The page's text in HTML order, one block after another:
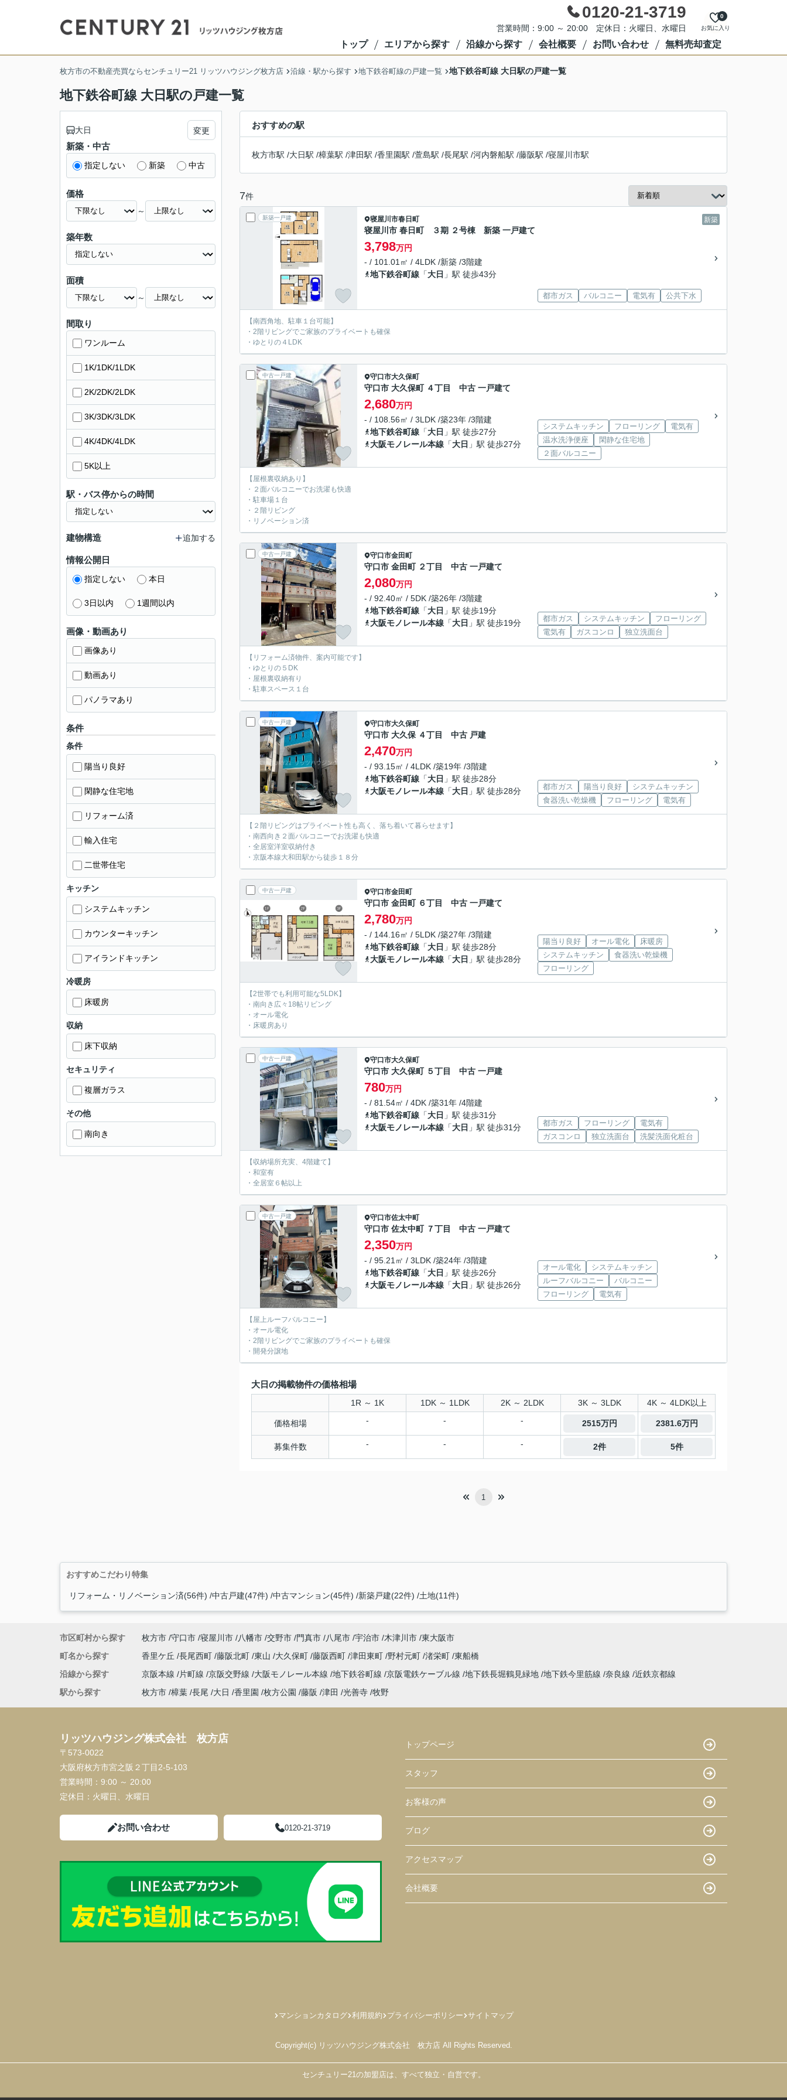
0120-21-3719
営業時間：9:00 ～ 20:00 定休日：火曜日、水曜日 お気に入り
0
トップ エリアから探す 沿線から探す 会社概要 お問い合わせ 無料売却査定
枚方市の不動産売買ならセンチュリー21 リッツハウジング枚方店 沿線・駅から探す 地下鉄谷町線の戸建一覧 地下鉄谷町線 大日駅の戸建一覧
地下鉄谷町線 大日駅の戸建一覧
おすすめの駅
枚方市駅 /大日駅 /樟葉駅 /津田駅 /香里園駅 /萱島駅 /長尾駅 /河内磐船駅 /藤阪駅 /寝屋川市駅
7件
新築一戸建 新築
寝屋川市春日町
寝屋川市 春日町 ３期 ２号棟 新築 一戸建て
3,798万円
- / 101.01㎡ / 4LDK /新築 /3階建
地下鉄谷町線 「大日 」駅 徒歩43分
都市ガス バルコニー 電気有 公共下水
【南西角地、駐車１台可能】
・2階リビングでご家族のプライベートも確保
・ゆとりの４LDK
中古一戸建 守口市大久保町
守口市 大久保町 ４丁目 中古 一戸建て
2,680万円
- / 108.56㎡ / 3LDK /築23年 /3階建
地下鉄谷町線 「大日 」駅 徒歩27分
大阪モノレール本線 「大日 」駅 徒歩27分
システムキッチン フローリング
電気有
温水洗浄便座
閑静な住宅地
２面バルコニー
【屋根裏収納あり】
・２面バルコニーでお洗濯も快適
・駐車場１台
・２階リビング
・リノベーション済
中古一戸建 守口市金田町
守口市 金田町 ２丁目 中古 一戸建て
2,080万円
- / 92.40㎡ / 5DK /築26年 /3階建
地下鉄谷町線 「大日 」駅 徒歩19分
大阪モノレール本線 「大日 」駅 徒歩19分 都市ガス システムキッチン
フローリング
電気有
ガスコンロ 独立洗面台
【リフォーム済物件、案内可能です】
・ゆとりの５DK
・屋根裏収納有り
・駐車スペース１台
中古一戸建 守口市大久保町
守口市 大久保 ４丁目 中古 戸建
2,470万円
- / 93.15㎡ / 4LDK /築19年 /3階建
地下鉄谷町線 「大日 」駅 徒歩28分
大阪モノレール本線 「大日 」駅 徒歩28分 都市ガス 陽当り良好
システムキッチン
食器洗い乾燥機
フローリング 電気有
【２階リビングはプライベート性も高く、落ち着いて暮らせます】
・南西向き２面バルコニーでお洗濯も快適
・全居室洋室収納付き
・京阪本線大和田駅から徒歩１８分
中古一戸建 守口市金田町
守口市 金田町 ６丁目 中古 一戸建て
2,780万円
- / 144.16㎡ / 5LDK /築27年 /3階建
地下鉄谷町線 「大日 」駅 徒歩28分
大阪モノレール本線 「大日 」駅 徒歩28分
陽当り良好 オール電化
床暖房
システムキッチン
食器洗い乾燥機
フローリング
【2世帯でも利用可能な5LDK】
・南向き広々18帖リビング
・オール電化
・床暖房あり
中古一戸建 守口市大久保町
守口市 大久保町 ５丁目 中古 一戸建
780万円
- / 81.54㎡ / 4DK /築31年 /4階建
地下鉄谷町線 「大日 」駅 徒歩31分
大阪モノレール本線 「大日 」駅 徒歩31分 都市ガス フローリング
電気有
ガスコンロ
独立洗面台 洗髪洗面化粧台
【収納場所充実、4階建て】
・和室有
・全居室６帖以上
中古一戸建 守口市佐太中町
守口市 佐太中町 ７丁目 中古 一戸建て
2,350万円
- / 95.21㎡ / 3LDK /築24年 /3階建
地下鉄谷町線 「大日 」駅 徒歩26分
大阪モノレール本線 「大日 」駅 徒歩26分
オール電化
システムキッチン
ルーフバルコニー
バルコニー
フローリング
電気有
【屋上ルーフバルコニー】
・オール電化
・2階リビングでご家族のプライベートも確保
・開発分譲地
大日の掲載物件の価格相場
1R ～ 1K 1DK ～ 1LDK 2K ～ 2LDK 3K ～ 3LDK 4K ～ 4LDK以上
価格相場 - - - 2515万円 2381.6万円
募集件数 - - - 2件 5件
1
大日 変更
新築・中古
指定しない 新築 中古
価格
～
築年数
面積
～
間取り
ワンルーム
1K/1DK/1LDK
2K/2DK/2LDK
3K/3DK/3LDK
4K/4DK/4LDK
5K以上
駅・バス停からの時間
建物構造 追加する
情報公開日
指定しない 本日
3日以内 1週間以内
画像・動画あり
画像あり
動画あり
パノラマあり
条件
条件
陽当り良好
閑静な住宅地
リフォーム済
輸入住宅
二世帯住宅
キッチン
システムキッチン
カウンターキッチン
アイランドキッチン
冷暖房
床暖房
収納
床下収納
セキュリティ
複層ガラス
その他
南向き
おすすめこだわり特集
リフォーム・リノベーション済(56件) 中古戸建(47件) 中古マンション(45件) 新築戸建(22件) 土地(11件)
市区町村から探す 枚方市 守口市 寝屋川市 八幡市 交野市 門真市 八尾市 宇治市 木津川市 東大阪市
町名から探す
香里ケ丘 長尾西町 藤阪北町 東山 大久保町 藤阪西町 津田東町 野村元町 渚栄町 東船橋
沿線から探す
京阪本線 片町線 京阪交野線 大阪モノレール本線 地下鉄谷町線 京阪電鉄ケーブル線 地下鉄長堀鶴見緑地 地下鉄今里筋線 奈良線 近鉄京都線
駅から探す
枚方市 樟葉 長尾 大日 香里園 枚方公園 藤阪 津田 光善寺 牧野
リッツハウジング株式会社 枚方店
〒573-0022
大阪府枚方市宮之阪２丁目2-5-103
営業時間： 9:00 ～ 20:00
定休日： 火曜日、水曜日
お問い合わせ 0120-21-3719
トップページ
スタッフ
お客様の声
ブログ
アクセスマップ
会社概要
マンションカタログ 利用規約 プライバシーポリシー サイトマップ
Copyright(c) リッツハウジング株式会社 枚方店 All Rights Reserved.
センチュリー21の加盟店は、すべて独立・自営です。